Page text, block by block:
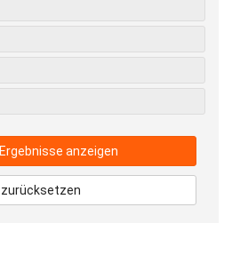
Ergebnisse anzeigen
zurücksetzen